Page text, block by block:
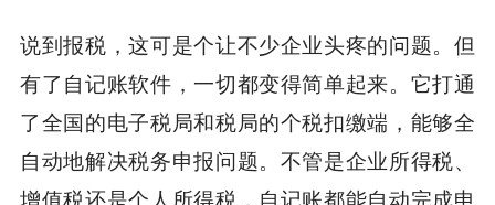
说到报税，这可是个让不少企业头疼的问题。但
有了自记账软件，一切都变得简单起来。它打通
了全国的电子税局和税局的个税扣缴端，能够全
自动地解决税务申报问题。不管是企业所得税、
增值税还是个人所得税，自记账都能自动完成申